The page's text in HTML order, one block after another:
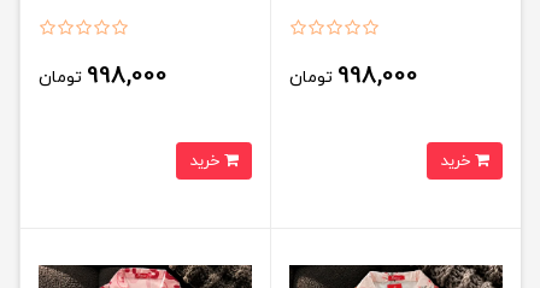
998,000 تومان 998,000 تومان